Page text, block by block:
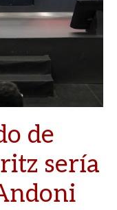
de
sería